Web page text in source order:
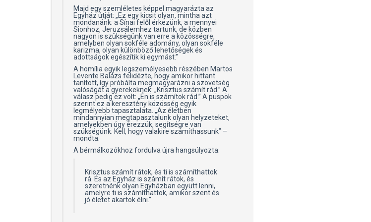
Majd egy szemléletes képpel magyarázta az
Egyház útját: „Ez egy kicsit olyan, mintha azt
mondanánk: a Sínai felől érkezünk, a mennyei
Sionhoz, Jeruzsálemhez tartunk, de közben
nagyon is szükségünk van erre a közösségre,
amelyben olyan sokféle adomány, olyan sokféle
karizma, olyan különböző lehetőségek és
adottságok egészítik ki egymást.”
A homília egyik legszemélyesebb részében Martos
Levente Balázs felidézte, hogy amikor hittant
tanított, így próbálta megmagyarázni a szövetség
valóságát a gyerekeknek: „Krisztus számít rád.” A
válasz pedig ez volt: „Én is számítok rád.” A püspök
szerint ez a keresztény közösség egyik
legmélyebb tapasztalata. „Az életben
mindannyian megtapasztalunk olyan helyzeteket,
amelyekben úgy érezzük, segítségre van
szükségünk. Kell, hogy valakire számíthassunk” –
mondta.
A bérmálkozókhoz fordulva újra hangsúlyozta:
Krisztus számít rátok, és ti is számíthattok
rá. És az Egyház is számít rátok, és
szeretnénk olyan Egyházban együtt lenni,
amelyre ti is számíthattok, amikor szent és
jó életet akartok élni.”